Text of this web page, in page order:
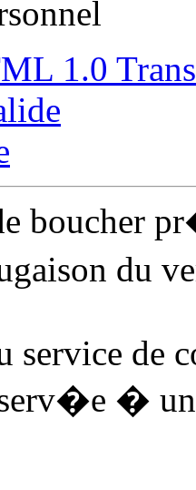
1.0
boucher
du
de
� un